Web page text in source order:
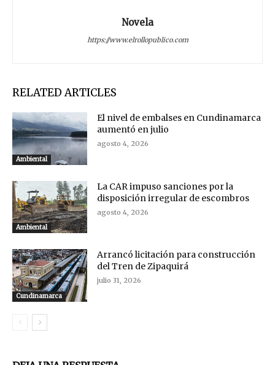
Novela
https://www.elrollopublico.com
RELATED ARTICLES
Ambiental
El nivel de embalses en Cundinamarca
aumentó en julio
agosto 4, 2026
Ambiental
La CAR impuso sanciones por la
disposición irregular de escombros
agosto 4, 2026
Cundinamarca
Arrancó licitación para construcción
del Tren de Zipaquirá
julio 31, 2026